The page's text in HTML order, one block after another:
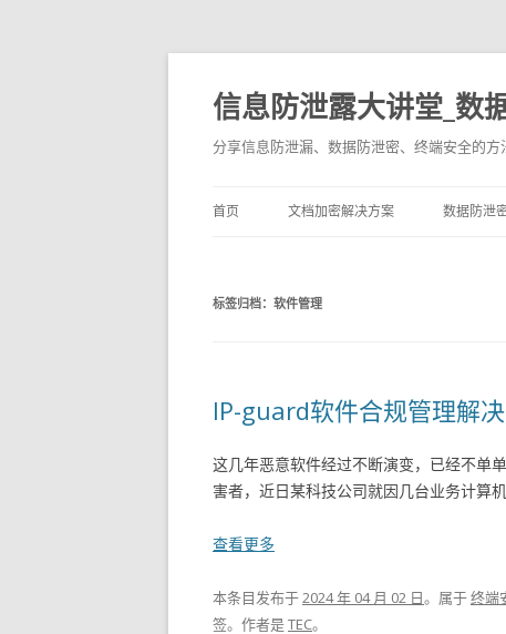
信息防泄露大讲堂_数
分享信息防泄漏、数据防泄密、终端安全的方
首页 文档加密解决方案 数据防泄
标签归档： 软件管理
IP-guard软件合规管理解
这几年恶意软件经过不断演变，已经不单
害者，近日某科技公司就因几台业务计算
查看更多
本条目发布于2024 年 04 月 02 日。属于终端
签。 作者是TEC。